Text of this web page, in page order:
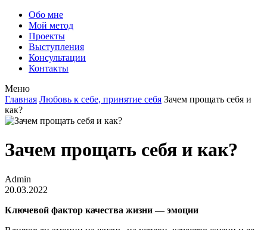
Обо мне
Мой метод
Проекты
Выступления
Консультации
Контакты
Меню
Главная Любовь к себе, принятие себя Зачем прощать себя и
как?
Зачем прощать себя и как?
Admin
20.03.2022
Ключевой фактор качества жизни — эмоции